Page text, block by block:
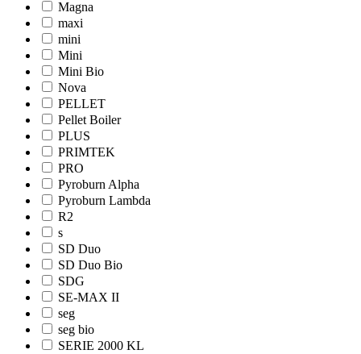
Magna
maxi
mini
Mini
Mini Bio
Nova
PELLET
Pellet Boiler
PLUS
PRIMTEK
PRO
Pyroburn Alpha
Pyroburn Lambda
R2
s
SD Duo
SD Duo Bio
SDG
SE-MAX II
seg
seg bio
SERIE 2000 KL